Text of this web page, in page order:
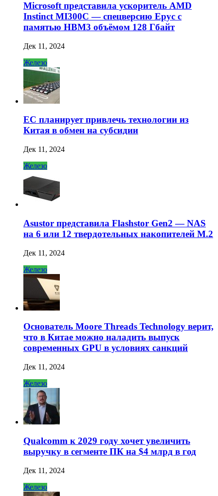
Microsoft представила ускоритель AMD
Instinct MI300C — спецверсию Epyc с
памятью HBM3 объёмом 128 Гбайт
Дек 11, 2024
Железо
ЕС планирует привлечь технологии из
Китая в обмен на субсидии
Дек 11, 2024
Железо
Asustor представила Flashstor Gen2 — NAS
на 6 или 12 твердотельных накопителей M.2
Дек 11, 2024
Железо
Основатель Moore Threads Technology верит,
что в Китае можно наладить выпуск
современных GPU в условиях санкций
Дек 11, 2024
Железо
Qualcomm к 2029 году хочет увеличить
выручку в сегменте ПК на $4 млрд в год
Дек 11, 2024
Железо